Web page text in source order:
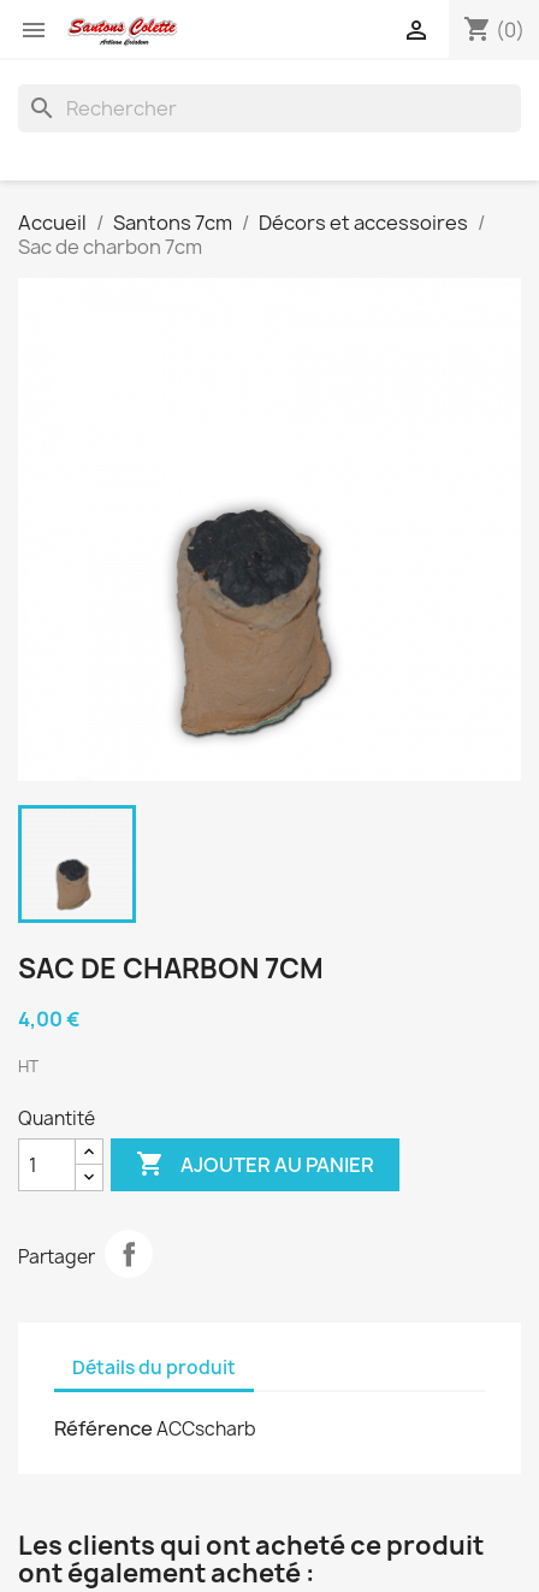
 shopping_cart (0)

search
Accueil Santons 7cm
Décors et accessoires
Sac de charbon 7cm
SAC DE CHARBON 7CM
4,00 €
HT
Quantité
 AJOUTER AU PANIER
Partager
Détails du produit
RéférenceACCscharb
Les clients qui ont acheté ce produit
ont également acheté :